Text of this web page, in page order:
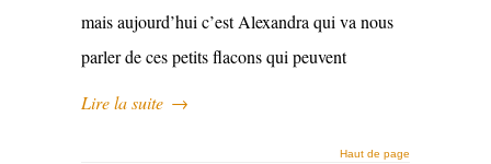
mais aujourd’hui c’est Alexandra qui va nous
parler de ces petits flacons qui peuvent
Lire la suite →
Haut de page